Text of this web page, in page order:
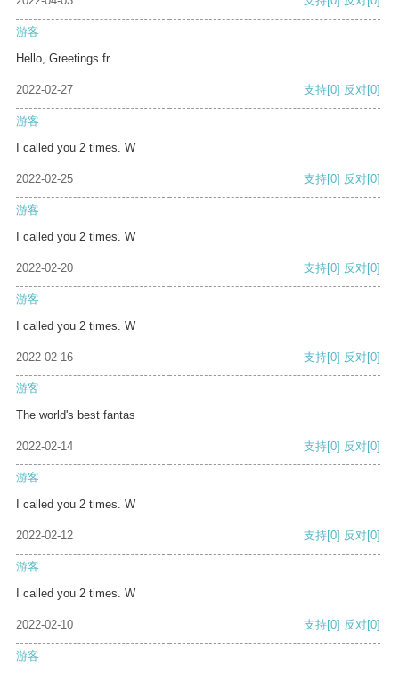
游客
Hello, Greetings fr
2022-02-27 支持[0] 反对[0]
游客
I called you 2 times. W
2022-02-25 支持[0] 反对[0]
游客
I called you 2 times. W
2022-02-20 支持[0] 反对[0]
游客
I called you 2 times. W
2022-02-16 支持[0] 反对[0]
游客
The world's best fantas
2022-02-14 支持[0] 反对[0]
游客
I called you 2 times. W
2022-02-12 支持[0] 反对[0]
游客
I called you 2 times. W
2022-02-10 支持[0] 反对[0]
游客